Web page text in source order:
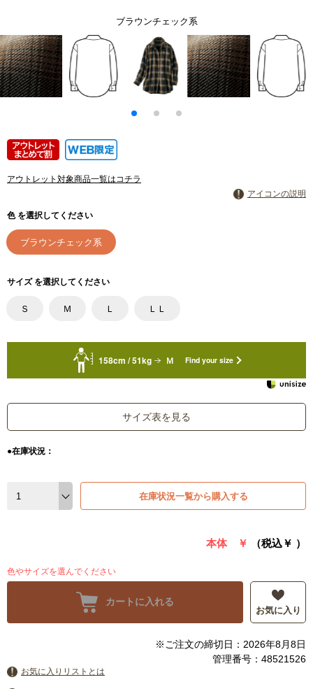
ブラウンチェック系
アウトレット対象商品一覧はコチラ
アイコンの説明
色 を選択してください
ブラウンチェック系
サイズ を選択してください
Ｓ Ｍ Ｌ ＬＬ
158cm / 51kg Ｍ Find your size
サイズ表を見る
●在庫状況：
在庫状況一覧から購入する
本体 ￥ （税込￥ ）
色やサイズを選んでください
カートに入れる
お気に入り
※ご注文の締切日：2026年8月8日
管理番号：48521526
お気に入りリストとは